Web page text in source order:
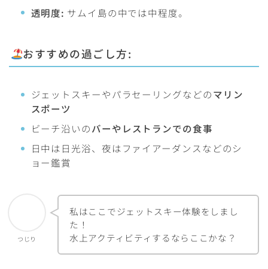
透明度: サムイ島の中では中程度。
おすすめの過ごし方:
ジェットスキーやパラセーリングなどのマリン
スポーツ
ビーチ沿いのバーやレストランでの食事
日中は日光浴、夜はファイアーダンスなどのシ
ョー鑑賞
つじり
私はここでジェットスキー体験をしまし
た！
水上アクティビティするならここかな？